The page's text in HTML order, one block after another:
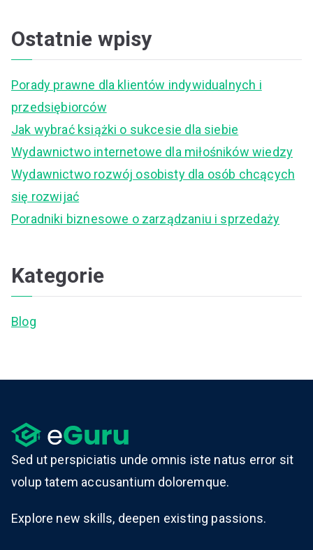
Ostatnie wpisy
Porady prawne dla klientów indywidualnych i
przedsiębiorców
Jak wybrać książki o sukcesie dla siebie
Wydawnictwo internetowe dla miłośników wiedzy
Wydawnictwo rozwój osobisty dla osób chcących
się rozwijać
Poradniki biznesowe o zarządzaniu i sprzedaży
Kategorie
Blog
Sed ut perspiciatis unde omnis iste natus error sit
volup tatem accusantium doloremque.
Explore new skills, deepen existing passions.